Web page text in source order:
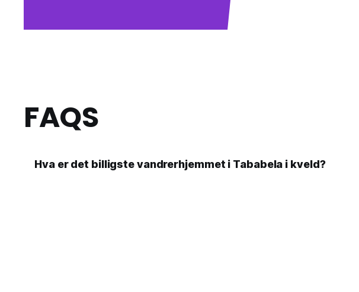
FAQS
Hva er det billigste vandrerhjemmet i Tababela i kveld?